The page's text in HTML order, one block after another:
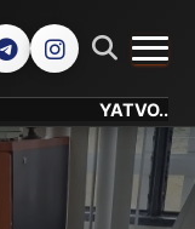
YATVO... Tu